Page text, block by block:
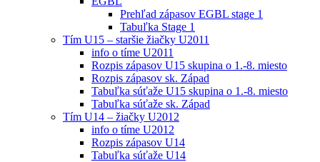
Prehľad zápasov EGBL stage 1
Tabuľka Stage 1
Tím U15 – staršie žiačky U2011
info o tíme U2011
Rozpis zápasov U15 skupina o 1.-8. miesto
Rozpis zápasov sk. Západ
Tabuľka súťaže U15 skupina o 1.-8. miesto
Tabuľka súťaže sk. Západ
Tím U14 – žiačky U2012
info o tíme U2012
Rozpis zápasov U14
Tabuľka súťaže U14